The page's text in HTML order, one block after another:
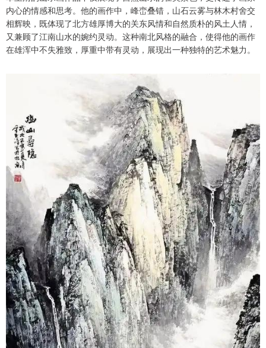
内心的情感和思考。他的画作中，峰峦叠错，山石云雾与林木村舍交
相辉映，既体现了北方雄厚博大的关东风情和自然质朴的风土人情，
又兼顾了江南山水的婉约灵动。这种南北风格的融合，使得他的画作
在雄浑中不失雅致，厚重中带有灵动，展现出一种独特的艺术魅力。